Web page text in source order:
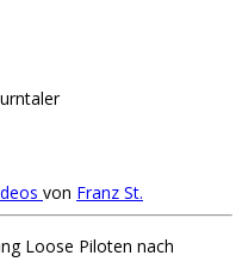
von Franz St.
Loose Piloten nach